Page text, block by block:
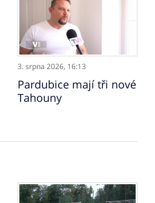
3. srpna 2026, 16:13
Pardubice mají tři nové
Tahouny